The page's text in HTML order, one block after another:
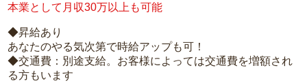
本業として月収30万以上も可能
◆昇給あり
あなたのやる気次第で時給アップも可！
◆交通費：別途支給。お客様によっては交通費を増額され
る方もいます